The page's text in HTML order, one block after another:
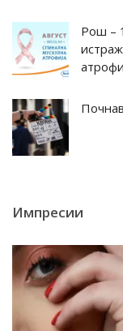
Рош –
Импресии